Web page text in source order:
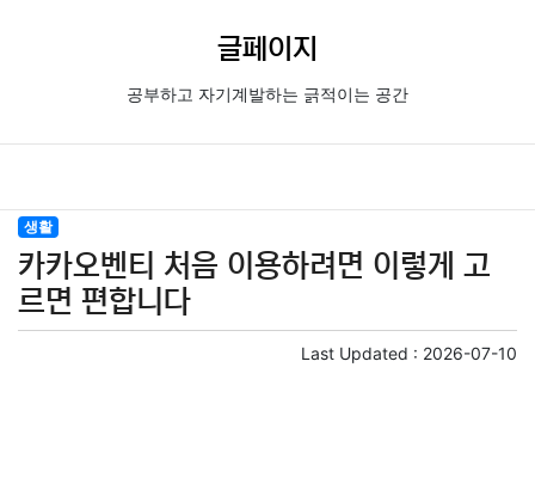
글페이지
공부하고 자기계발하는 긁적이는 공간
생활
카카오벤티 처음 이용하려면 이렇게 고
르면 편합니다
Last Updated : 2026-07-10